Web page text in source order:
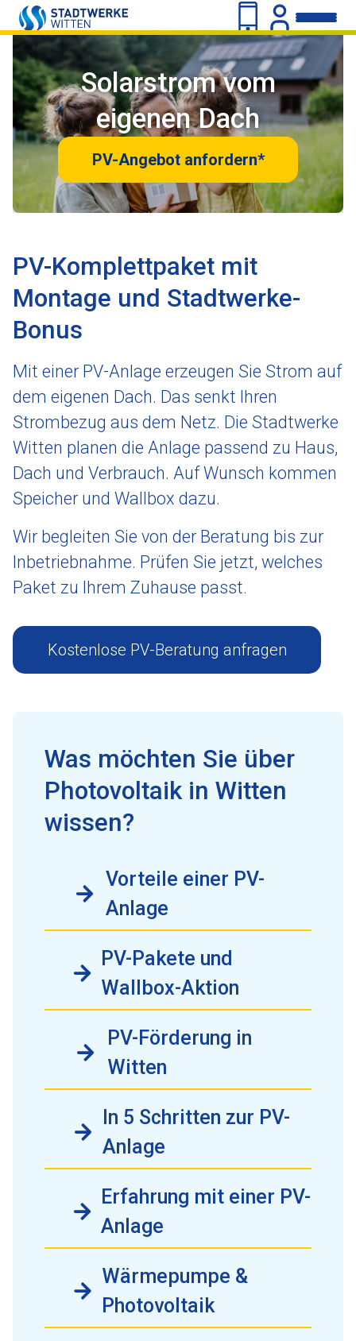
Solarstrom vom
eigenen Dach
PV-Angebot anfordern*
PV-Komplettpaket mit
Montage und Stadtwerke-
Bonus
Mit einer PV-Anlage erzeugen Sie Strom auf
dem eigenen Dach. Das senkt Ihren
Strombezug aus dem Netz. Die Stadtwerke
Witten planen die Anlage passend zu Haus,
Dach und Verbrauch. Auf Wunsch kommen
Speicher und Wallbox dazu.
Wir begleiten Sie von der Beratung bis zur
Inbetriebnahme. Prüfen Sie jetzt, welches
Paket zu Ihrem Zuhause passt.
Kostenlose PV-Beratung anfragen
Was möchten Sie über
Photovoltaik in Witten
wissen?
Vorteile einer PV-
Anlage
PV-Pakete und
Wallbox-Aktion
PV-Förderung in
Witten
In 5 Schritten zur PV-
Anlage
Erfahrung mit einer PV-
Anlage
Wärmepumpe &
Photovoltaik